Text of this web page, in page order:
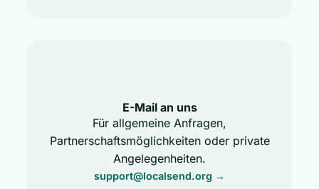
E-Mail an uns
Für allgemeine Anfragen,
Partnerschaftsmöglichkeiten oder private
Angelegenheiten.
support@localsend.org →